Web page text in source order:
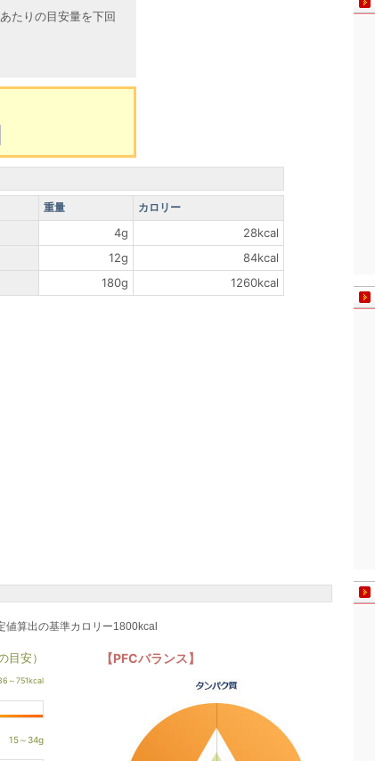
たりの目安量を下回
重量
カロリー
4g 28kcal
12g 84kcal
180g 1260kcal
算出の基準カロリー1800kcal
目安）
【PFCバランス】